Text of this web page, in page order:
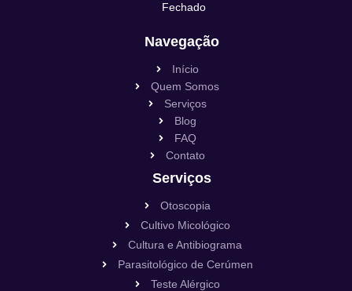
Fechado
Navegação
Início
Quem Somos
Serviços
Blog
FAQ
Contato
Serviços
Otoscopia
Cultivo Micológico
Cultura e Antibiograma
Parasitológico de Cerúmen
Teste Alérgico